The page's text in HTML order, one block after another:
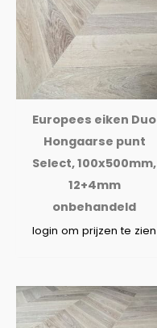
Europees eiken Duo
Hongaarse punt
Select, 100x500mm,
12+4mm
onbehandeld
login om prijzen te zien